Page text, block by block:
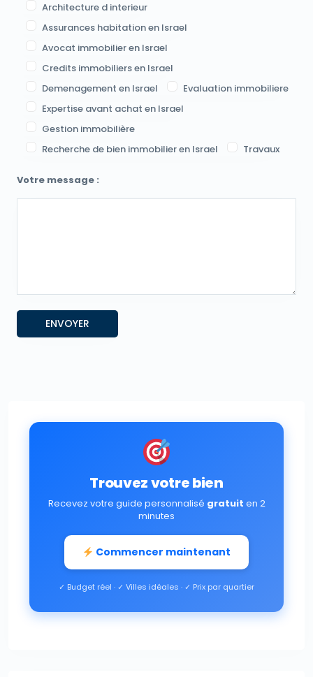
Architecture d interieur
Assurances habitation en Israel
Avocat immobilier en Israel
Credits immobiliers en Israel
Demenagement en Israel
Evaluation immobiliere
Expertise avant achat en Israel
Gestion immobilière
Recherche de bien immobilier en Israel
Travaux
Votre message :
Trouvez votre bien
Recevez votre guide personnalisé gratuit en 2
minutes
Commencer maintenant
✓ Budget réel · ✓ Villes idéales · ✓ Prix par quartier